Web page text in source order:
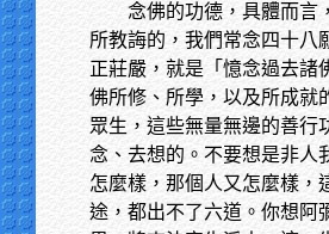
念佛的功德，具體而言
所教誨的，我們常念四十八
正莊嚴，就是「憶念過去諸
佛所修、所學，以及所成就
眾生，這些無量無邊的善行
念、去想的。不要想是非人
怎麼樣，那個人又怎麼樣，
途，都出不了六道。你想阿